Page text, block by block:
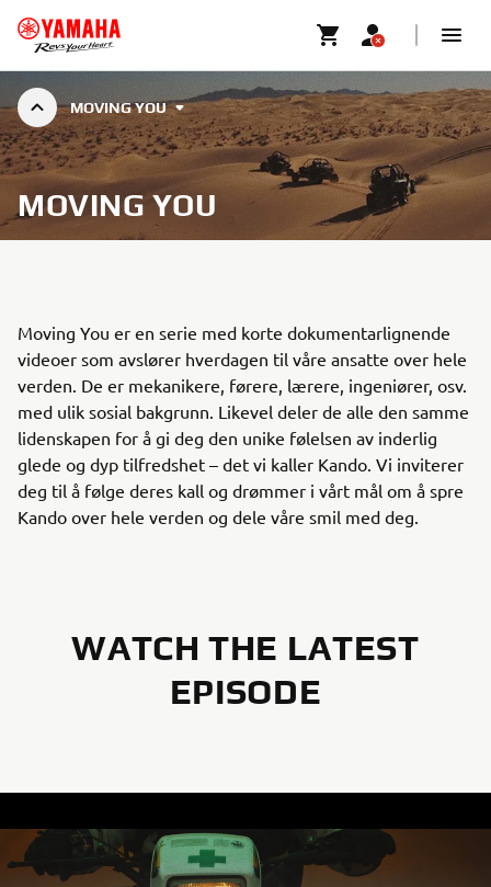
MOVING YOU
MOVING YOU
Moving You er en serie med korte dokumentarlignende
videoer som avslører hverdagen til våre ansatte over hele
verden. De er mekanikere, førere, lærere, ingeniører, osv.
med ulik sosial bakgrunn. Likevel deler de alle den samme
lidenskapen for å gi deg den unike følelsen av inderlig
glede og dyp tilfredshet – det vi kaller Kando. Vi inviterer
deg til å følge deres kall og drømmer i vårt mål om å spre
Kando over hele verden og dele våre smil med deg.
WATCH THE LATEST
EPISODE